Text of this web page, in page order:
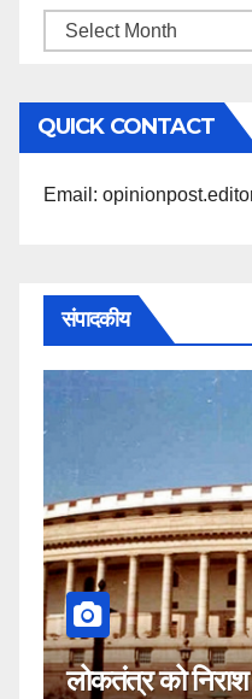
महिने
अनुसार
पढ़ें
QUICK CONTACT
Email:
संपादकीय
कहीं यह
नहीं!